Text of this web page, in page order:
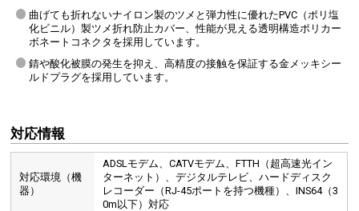
曲げても折れないナイロン製のツメと弾力性に優れたPVC（ポリ塩
化ビニル）製ツメ折れ防止カバー、性能が見える透明構造ポリカー
ボネートコネクタを採用しています。
錆や酸化被膜の発生を抑え、高精度の接触を保証する金メッキシー
ルドプラグを採用しています。
対応情報
対応環境（機
器）
ADSLモデム、CATVモデム、FTTH（超高速光イン
ターネット）、デジタルテレビ、ハードディスク
レコーダー（RJ-45ポートを持つ機種）、INS64（3
0m以下）対応